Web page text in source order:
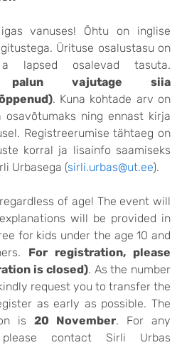
vanuses! Õhtu on inglise
Ürituse osalustasu on
osalevad tasuta.
palun vajutage siia
. Kuna kohtade arv on
osavõtumaks ning ennast kirja
Registreerumise tähtaeg on
korral ja lisainfo saamiseks
Urbasega (sirli.urbas@ut.ee).
of age! The event will
will be provided in
for kids under the age 10 and
For registration, please
is closed). As the number
request you to transfer the
as early as possible. The
is 20 November. For any
contact Sirli Urbas